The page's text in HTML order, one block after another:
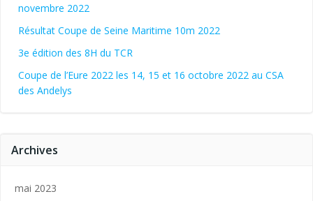
novembre 2022
Résultat Coupe de Seine Maritime 10m 2022
3e édition des 8H du TCR
Coupe de l’Eure 2022 les 14, 15 et 16 octobre 2022 au CSA
des Andelys
Archives
mai 2023